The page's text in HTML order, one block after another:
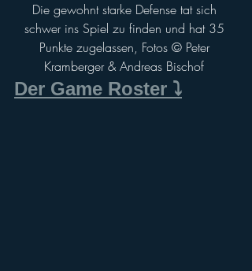
Die gewohnt starke Defense tat sich
schwer ins Spiel zu finden und hat 35
Punkte zugelassen, Fotos ©️ Peter
Kramberger & Andreas Bischof
Der Game Roster ⤵️